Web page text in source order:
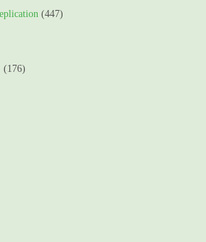
(447)
(176)